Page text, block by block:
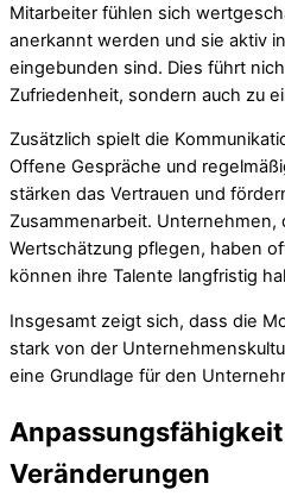
Mitarbeiter fühlen sich
anerkannt werden und sie aktiv
eingebunden sind. Dies führt
Zufriedenheit, sondern auch zu
Zusätzlich spielt die
Offene Gespräche und
stärken das Vertrauen und
Zusammenarbeit. Unternehmen,
Wertschätzung pflegen, haben
können ihre Talente langfristig
Insgesamt zeigt sich, dass die
stark von der
eine Grundlage für den
Veränderungen